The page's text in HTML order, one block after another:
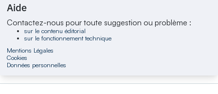
Aide
Contactez-nous pour toute suggestion ou problème :
sur le contenu éditorial
sur le fonctionnement technique
Mentions Légales
Cookies
Données personnelles